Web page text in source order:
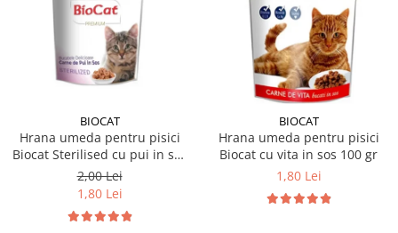
BIOCAT
Hrana umeda pentru pisici
Biocat Sterilised cu pui in sos
85 gr
2,00 Lei
1,80 Lei
BIOCAT
Hrana umeda pentru pisici
Biocat cu vita in sos 100 gr
1,80 Lei